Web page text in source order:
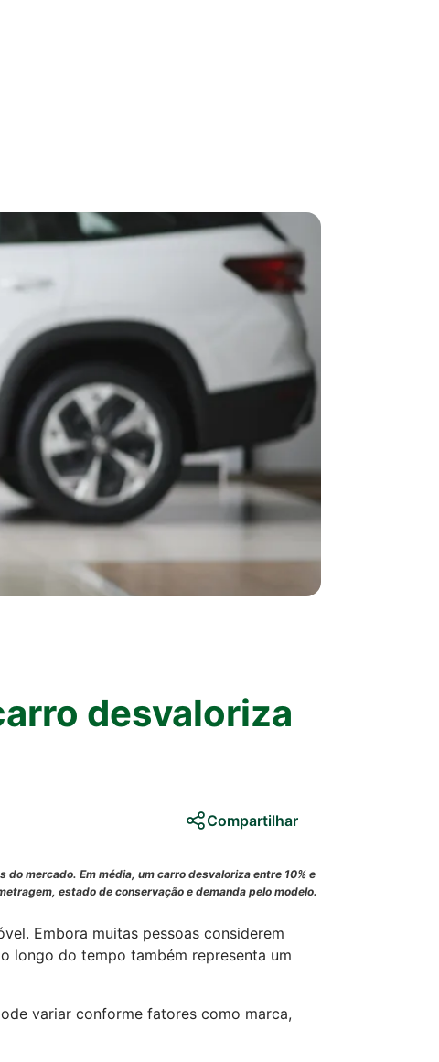
desvaloriza
Compartilhar
mercado. Em média, um carro desvaloriza entre 10% e
estado de conservação e demanda pelo modelo.
Embora muitas pessoas considerem
longo do tempo também representa um
variar conforme fatores como marca,